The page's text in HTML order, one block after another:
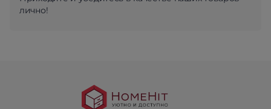
лично!